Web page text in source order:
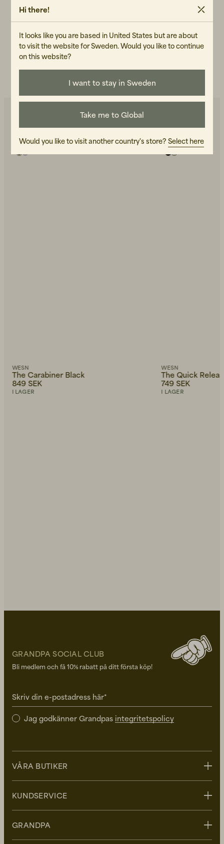
Unisex
101208-110
SKÖTSELRÅD
WESN
The Carabiner Black
849 SEK
I LAGER
WESN
The Quick
749 SEK
I LAGER
GRANDPA SOCIAL CLUB
Bli medlem och få 10% rabatt på ditt första köp!
Skriv din e-postadress här*
Jag godkänner Grandpas integritetspolicy
VÅRA BUTIKER
Uppsala
Malmö
KUNDSERVICE
FAQ - Vanliga frågor
GRANDPA
Hi there!
It looks like you are based in United States but are about
to visit the website for Sweden. Would you like to continue
on this website?
I want to stay in Sweden
Take me to Global
Would you like to visit another country's store? Select here